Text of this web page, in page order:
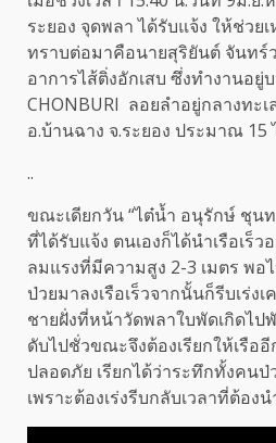
ระยอง จุดพลา ได้รับแจ้ง ให้ช่วย
ทราบต่อมาคือนายสุริยันต์ จันทร์
อาการไส้ติ่งอักเสบ ซึ่งทำงานอ
CHONBURI ลอยลำอยู่กลางทะเ
อ.บ้านฉาง จ.ระยอง ประมาณ 15
..
ขณะเดียกวัน “ไต๋น้ำ อนุรักษ์ ชุน
ที่ได้รับแจ้ง ตนเองก็ได้นำเรือเร็
ลมแรงที่มีความสูง 2-3 เมตร พอ
ป่วยมาลงเรือเร็วจากนั้นก็รีบเร่ง
ชายฝั่งที่หน้าวัดพลาใบพัดเกิดไป
ดับไปชั่วขณะจึงต้องเรียกให้เรือ
ปลอดภัย เรียกได้ว่าระทึกทั้งคนป่
เพราะต้องเร่งรีบกลับเวลาที่ต้อง